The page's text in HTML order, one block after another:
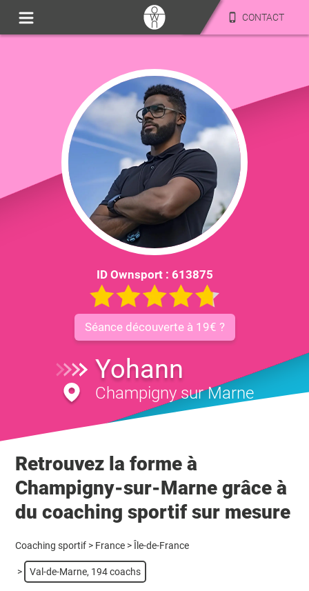
CONTACT
ID Ownsport : 613875
Séance découverte à 19€ ?
Yohann
Champigny sur Marne
Retrouvez la forme à
Champigny-sur-Marne grâce à
du coaching sportif sur mesure
Coaching sportif > France > Île-de-France
> Val-de-Marne, 194 coachs